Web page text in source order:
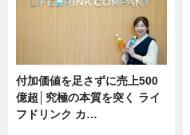
付加価値を足さずに売上500
億超│究極の本質を突く ライ
フドリンク カ…